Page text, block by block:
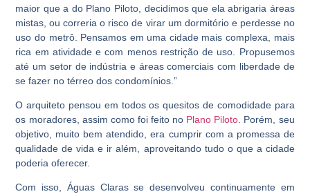
maior que a do Plano Piloto, decidimos que ela abrigaria áreas
mistas, ou correria o risco de virar um dormitório e perdesse no
uso do metrô. Pensamos em uma cidade mais complexa, mais
rica em atividade e com menos restrição de uso. Propusemos
até um setor de indústria e áreas comerciais com liberdade de
se fazer no térreo dos condomínios.”
O arquiteto pensou em todos os quesitos de comodidade para
os moradores, assim como foi feito no Plano Piloto . Porém, seu
objetivo, muito bem atendido, era cumprir com a promessa de
qualidade de vida e ir além, aproveitando tudo o que a cidade
poderia oferecer.
Com isso, Águas Claras se desenvolveu continuamente em